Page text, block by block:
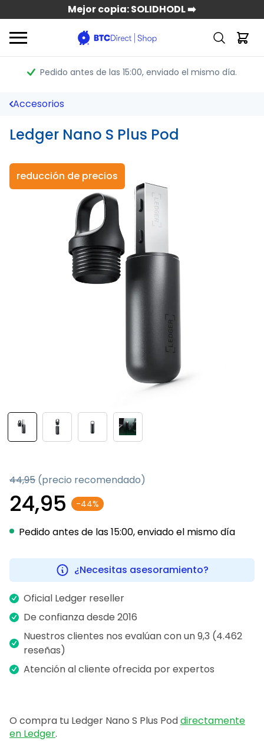
Mejor copia: SOLIDHODL ➡️
Pedido antes de las 15:00, enviado el mismo día.
Accesorios
Ledger Nano S Plus Pod
reducción de precios
44,95 (precio recomendado)
24,95 -44%
Pedido antes de las 15:00, enviado el mismo día
¿Necesitas asesoramiento?
Oficial Ledger reseller
De confianza desde 2016
Nuestros clientes nos evalúan con un 9,3 (4.462
reseñas)
Atención al cliente ofrecida por expertos
O compra tu Ledger Nano S Plus Poddirectamente
en Ledger.